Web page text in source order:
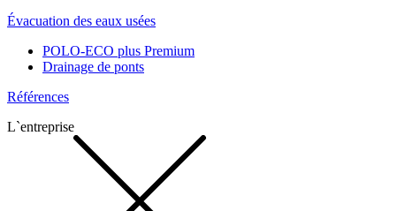
Évacuation des eaux usées
POLO-ECO plus Premium
Drainage de ponts
Références
L`entreprise